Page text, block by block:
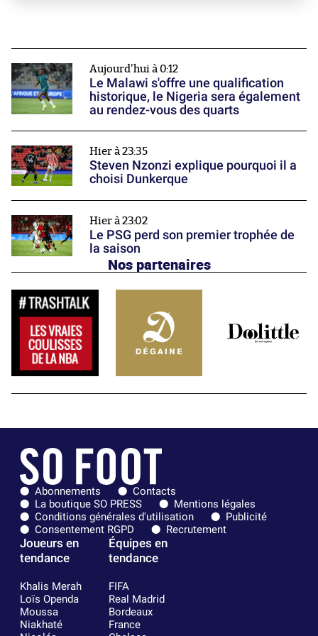
Aujourd'hui à 0:12
Le Malawi s'offre une qualification
historique, le Nigeria sera également
au rendez-vous des quarts
Hier à 23:35
Steven Nzonzi explique pourquoi il a
choisi Dunkerque
Hier à 23:02
Le PSG perd son premier trophée de
la saison
Nos partenaires
Abonnements
Contacts
La boutique SO PRESS
Mentions légales
Conditions générales d'utilisation
Publicité
Consentement RGPD
Recrutement
Joueurs en
tendance
Khalis Merah
Loïs Openda
Moussa
Niakhaté
Équipes en
tendance
FIFA
Real Madrid
Bordeaux
France